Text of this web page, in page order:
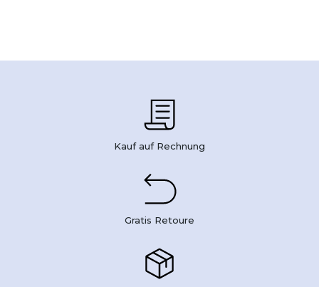
Kauf auf Rechnung
Gratis Retoure